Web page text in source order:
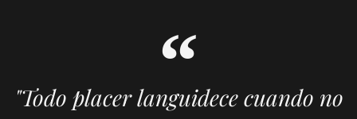
"Todo placer languidece cuando no